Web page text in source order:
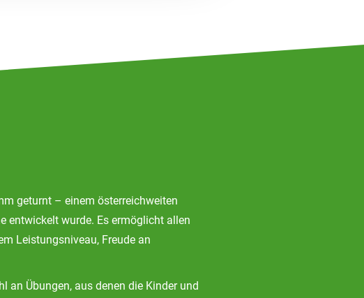
geturnt – einem österreichweiten
entwickelt wurde. Es ermöglicht allen
Leistungsniveau, Freude an
an Übungen, aus denen die Kinder und